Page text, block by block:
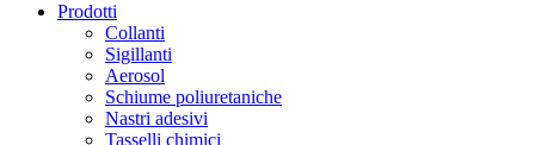
Prodotti
Collanti
Sigillanti
Aerosol
Schiume poliuretaniche
Nastri adesivi
Tasselli chimici